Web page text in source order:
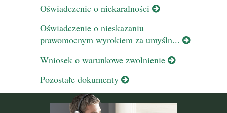
Oświadczenie o niekaralności
Oświadczenie o nieskazaniu
prawomocnym wyrokiem za umyśln...
Wniosek o warunkowe zwolnienie
Pozostałe dokumenty